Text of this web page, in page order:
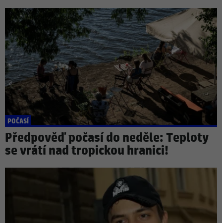
POČASÍ
Předpověď počasí do neděle: Teploty
se vrátí nad tropickou hranici!